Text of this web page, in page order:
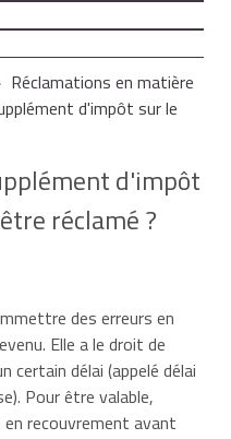
Réclamations en matière
d'impôt sur le
d'impôt
réclamé ?
des erreurs en
Elle a le droit de
certain délai (appelé délai
Pour être valable,
recouvrement avant